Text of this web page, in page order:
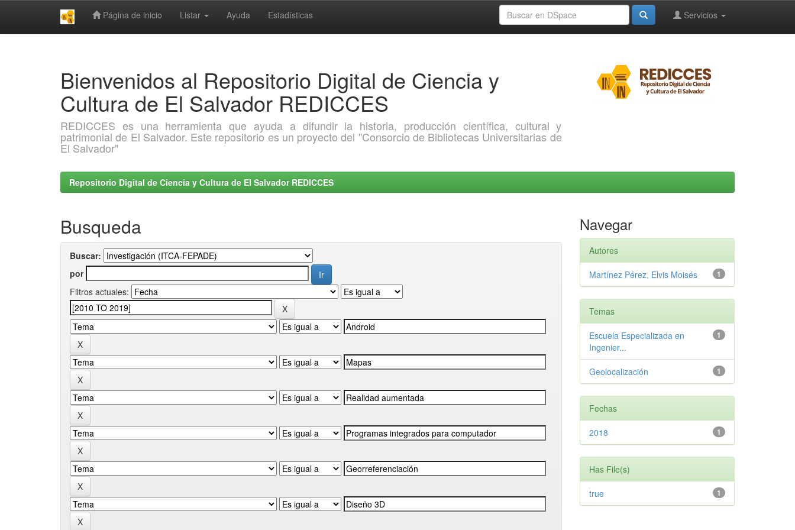
Página de inicio Listar Ayuda Estadísticas Servicios
Bienvenidos al Repositorio Digital de Ciencia y
Cultura de El Salvador REDICCES
REDICCES es una herramienta que ayuda a difundir la historia, producción científica, cultural y
patrimonial de El Salvador. Este repositorio es un proyecto del "Consorcio de Bibliotecas Universitarias de
El Salvador"
Repositorio Digital de Ciencia y Cultura de El Salvador REDICCES
Busqueda
Buscar:
por
Filtros actuales:
Navegar
Autores
1
Martínez Pérez, Elvis Moisés
Temas
1
Escuela Especializada en
Ingenier...
1
Geolocalización
Fechas
1
2018
Has File(s)
1
true